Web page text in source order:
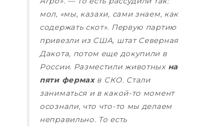
мол, «мы, казахи, сами знаем, как
содержать скот». Первую партию
привезли из США, штат Северная
Дакота, потом еще докупили в
России. Разместили животных на
пяти фермахв СКО. Стали
заниматься и в какой-то момент
осознали, что что-то мы делаем
неправильно. То есть